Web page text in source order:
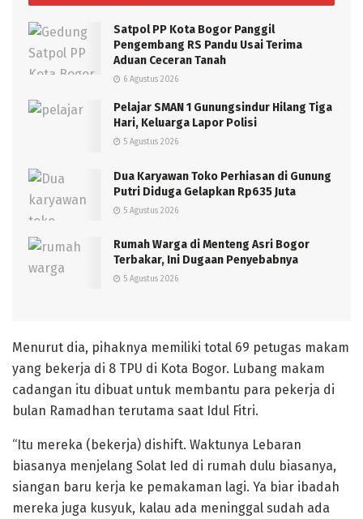
Satpol PP Kota Bogor Panggil
Pengembang RS Pandu Usai Terima
Aduan Ceceran Tanah
6 Agustus 2026
Pelajar SMAN 1 Gunungsindur Hilang Tiga
Hari, Keluarga Lapor Polisi
5 Agustus 2026
Dua Karyawan Toko Perhiasan di Gunung
Putri Diduga Gelapkan Rp635 Juta
5 Agustus 2026
Rumah Warga di Menteng Asri Bogor
Terbakar, Ini Dugaan Penyebabnya
5 Agustus 2026
Menurut dia, pihaknya memiliki total 69 petugas makam
yang bekerja di 8 TPU di Kota Bogor. Lubang makam
cadangan itu dibuat untuk membantu para pekerja di
bulan Ramadhan terutama saat Idul Fitri.
“Itu mereka (bekerja) dishift. Waktunya Lebaran
biasanya menjelang Solat Ied di rumah dulu biasanya,
siangan baru kerja ke pemakaman lagi. Ya biar ibadah
mereka juga kusyuk, kalau ada meninggal sudah ada